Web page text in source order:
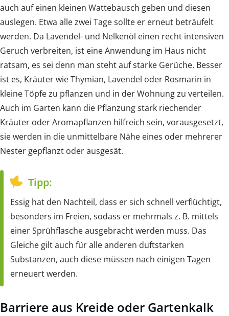
auch auf einen kleinen Wattebausch geben und diesen
auslegen. Etwa alle zwei Tage sollte er erneut beträufelt
werden. Da Lavendel- und Nelkenöl einen recht intensiven
Geruch verbreiten, ist eine Anwendung im Haus nicht
ratsam, es sei denn man steht auf starke Gerüche. Besser
ist es, Kräuter wie Thymian, Lavendel oder Rosmarin in
kleine Töpfe zu pflanzen und in der Wohnung zu verteilen.
Auch im Garten kann die Pflanzung stark riechender
Kräuter oder Aromapflanzen hilfreich sein, vorausgesetzt,
sie werden in die unmittelbare Nähe eines oder mehrerer
Nester gepflanzt oder ausgesät.
Tipp:
Essig hat den Nachteil, dass er sich schnell verflüchtigt,
besonders im Freien, sodass er mehrmals z. B. mittels
einer Sprühflasche ausgebracht werden muss. Das
Gleiche gilt auch für alle anderen duftstarken
Substanzen, auch diese müssen nach einigen Tagen
erneuert werden.
Barriere aus Kreide oder Gartenkalk